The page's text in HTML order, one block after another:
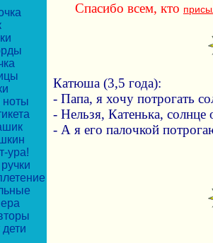
ноты
ура!
дети
Спасибо всем, кто
Катюша (3,5 года):
- Папа, я хочу потрогать
- Нельзя, Катенька, солнце
- А я его палочкой